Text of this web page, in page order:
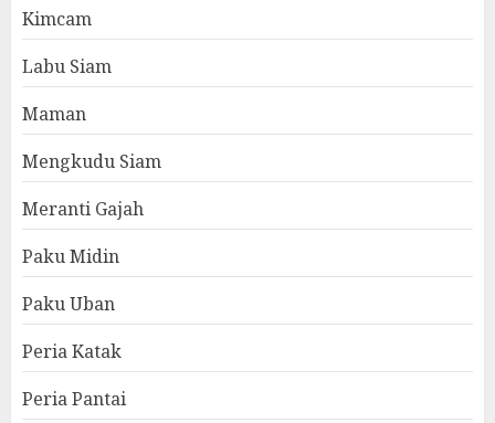
Kimcam
Labu Siam
Maman
Mengkudu Siam
Meranti Gajah
Paku Midin
Paku Uban
Peria Katak
Peria Pantai